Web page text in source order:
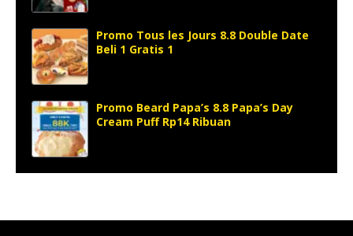
Promo Tous les Jours 8.8 Double Date
Beli 1 Gratis 1
Promo Beard Papa’s 8.8 Papa’s Day
Cream Puff Rp14 Ribuan